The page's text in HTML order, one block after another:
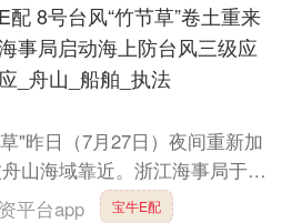
配 8号台风“竹节草”卷土重来
事局启动海上防台风三级应
_舟山_船舶_执法
"昨日（7月27日）夜间重新加
山海域靠近。浙江海事局于7
台风三级应急响应。 执法船
平台app 宝牛E配